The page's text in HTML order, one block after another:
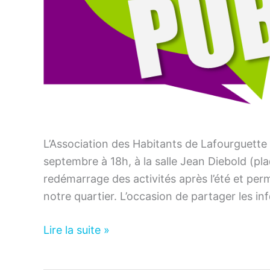
L’Association des Habitants de
septembre à 18h, à la salle Jean Diebold
redémarrage des activités après l’été et
notre quartier. L’occasion de partager les
Association
Lire la suite »